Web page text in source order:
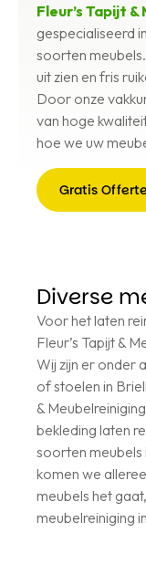
Fleur’s Tapijt
gespecialiseerd
soorten
uit zien en fris
Door onze
van hoge
hoe we uw
Gratis Offerte
Diverse
Voor het laten
Fleur’s Tapijt &
Wij zijn er onder
of stoelen in
&
bekleding laten
soorten meubels
komen we
meubels het
meubelreiniging